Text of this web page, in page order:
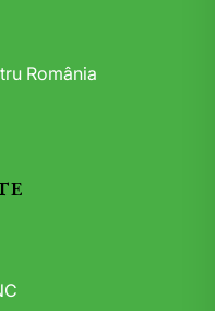
România